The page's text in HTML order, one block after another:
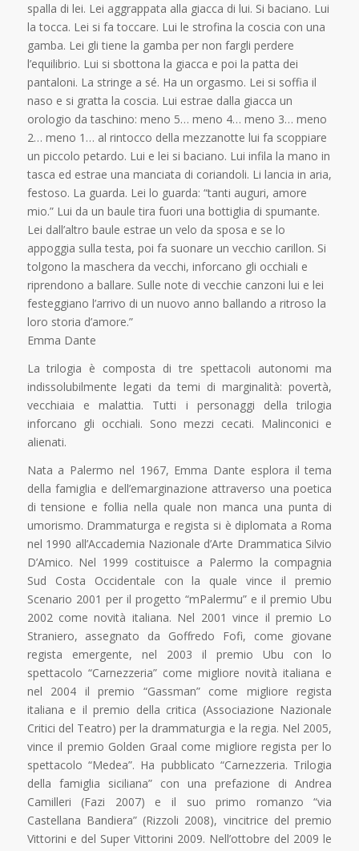
spalla di lei. Lei aggrappata alla giacca di lui. Si baciano. Lui
la tocca. Lei si fa toccare. Lui le strofina la coscia con una
gamba. Lei gli tiene la gamba per non fargli perdere
l’equilibrio. Lui si sbottona la giacca e poi la patta dei
pantaloni. La stringe a sé. Ha un orgasmo. Lei si soffia il
naso e si gratta la coscia. Lui estrae dalla giacca un
orologio da taschino: meno 5… meno 4… meno 3… meno
2… meno 1… al rintocco della mezzanotte lui fa scoppiare
un piccolo petardo. Lui e lei si baciano. Lui infila la mano in
tasca ed estrae una manciata di coriandoli. Li lancia in aria,
festoso. La guarda. Lei lo guarda: “tanti auguri, amore
mio.” Lui da un baule tira fuori una bottiglia di spumante.
Lei dall’altro baule estrae un velo da sposa e se lo
appoggia sulla testa, poi fa suonare un vecchio carillon. Si
tolgono la maschera da vecchi, inforcano gli occhiali e
riprendono a ballare. Sulle note di vecchie canzoni lui e lei
festeggiano l’arrivo di un nuovo anno ballando a ritroso la
loro storia d’amore.”
Emma Dante
La trilogia è composta di tre spettacoli autonomi ma
indissolubilmente legati da temi di marginalità: povertà,
vecchiaia e malattia. Tutti i personaggi della trilogia
inforcano gli occhiali. Sono mezzi cecati. Malinconici e
alienati.
Nata a Palermo nel 1967, Emma Dante esplora il tema
della famiglia e dell’emarginazione attraverso una poetica
di tensione e follia nella quale non manca una punta di
umorismo. Drammaturga e regista si è diplomata a Roma
nel 1990 all’Accademia Nazionale d’Arte Drammatica Silvio
D’Amico. Nel 1999 costituisce a Palermo la compagnia
Sud Costa Occidentale con la quale vince il premio
Scenario 2001 per il progetto “mPalermu” e il premio Ubu
2002 come novità italiana. Nel 2001 vince il premio Lo
Straniero, assegnato da Goffredo Fofi, come giovane
regista emergente, nel 2003 il premio Ubu con lo
spettacolo “Carnezzeria” come migliore novità italiana e
nel 2004 il premio “Gassman” come migliore regista
italiana e il premio della critica (Associazione Nazionale
Critici del Teatro) per la drammaturgia e la regia. Nel 2005,
vince il premio Golden Graal come migliore regista per lo
spettacolo “Medea”. Ha pubblicato “Carnezzeria. Trilogia
della famiglia siciliana” con una prefazione di Andrea
Camilleri (Fazi 2007) e il suo primo romanzo “via
Castellana Bandiera” (Rizzoli 2008), vincitrice del premio
Vittorini e del Super Vittorini 2009. Nell’ottobre del 2009 le